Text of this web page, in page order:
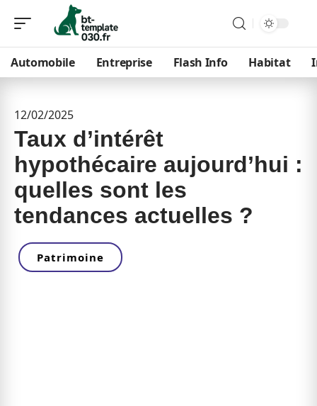
Automobile Entreprise Flash Info Habitat
12/02/2025
Taux d’intérêt
hypothécaire aujourd’hui :
quelles sont les
tendances actuelles ?
Patrimoine